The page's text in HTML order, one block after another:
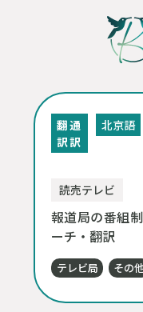
翻
訳
通
訳
北京語
読売テレビ
報道局の番組
ーチ・翻訳
テレビ局 その